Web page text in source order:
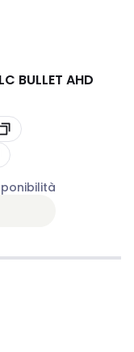
BULLET AHD